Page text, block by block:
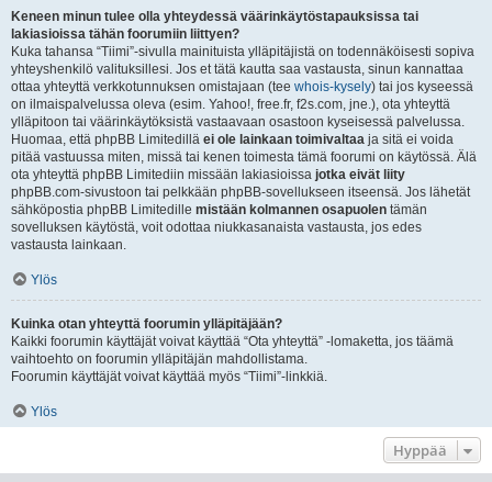
Keneen minun tulee olla yhteydessä väärinkäytöstapauksissa tai
lakiasioissa tähän foorumiin liittyen?
Kuka tahansa “Tiimi”-sivulla mainituista ylläpitäjistä on todennäköisesti sopiva
yhteyshenkilö valituksillesi. Jos et tätä kautta saa vastausta, sinun kannattaa
ottaa yhteyttä verkkotunnuksen omistajaan (tee whois-kysely) tai jos kyseessä
on ilmaispalvelussa oleva (esim. Yahoo!, free.fr, f2s.com, jne.), ota yhteyttä
ylläpitoon tai väärinkäytöksistä vastaavaan osastoon kyseisessä palvelussa.
Huomaa, että phpBB Limitedillä ei ole lainkaan toimivaltaa ja sitä ei voida
pitää vastuussa miten, missä tai kenen toimesta tämä foorumi on käytössä. Älä
ota yhteyttä phpBB Limitediin missään lakiasioissa jotka eivät liity
phpBB.com-sivustoon tai pelkkään phpBB-sovellukseen itseensä. Jos lähetät
sähköpostia phpBB Limitedille mistään kolmannen osapuolen tämän
sovelluksen käytöstä, voit odottaa niukkasanaista vastausta, jos edes
vastausta lainkaan.
Ylös
Kuinka otan yhteyttä foorumin ylläpitäjään?
Kaikki foorumin käyttäjät voivat käyttää “Ota yhteyttä” -lomaketta, jos täämä
vaihtoehto on foorumin ylläpitäjän mahdollistama.
Foorumin käyttäjät voivat käyttää myös “Tiimi”-linkkiä.
Ylös
Hyppää